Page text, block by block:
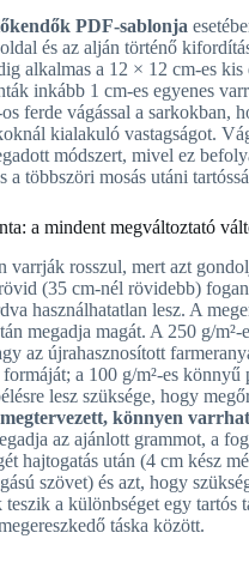
PDF-sablonja
és az alján történő
alkalmas a 12 × 12 cm-es kis
inkább 1 cm-es egyenes
ferde vágással a sarkokban,
kialakuló vastagságot.
módszert, mivel ez
a többszöri mosás utáni
a mindent megváltoztató
varrják rosszul, mert azt
(35 cm-nél rövidebb)
használhatatlan lesz. A
megadja magát. A 250 g/m²-
az újrahasznosított
a 100 g/m²-es könnyű
lesz szüksége, hogy
könnyen
az ajánlott grammot, a
hajtogatás után (4 cm kész
szövet) és azt, hogy
teszik a különbséget egy tartós
táska között.